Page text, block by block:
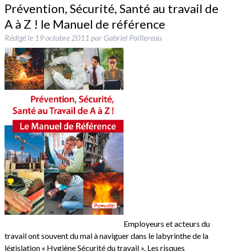
Prévention, Sécurité, Santé au travail de
A à Z ! le Manuel de référence
Rédigé le 19 octobre 2011 par Gabriel Paillereau
Employeurs et acteurs du
travail ont souvent du mal à naviguer dans le labyrinthe de la
législation « Hygiène Sécurité du travail ». Les risques